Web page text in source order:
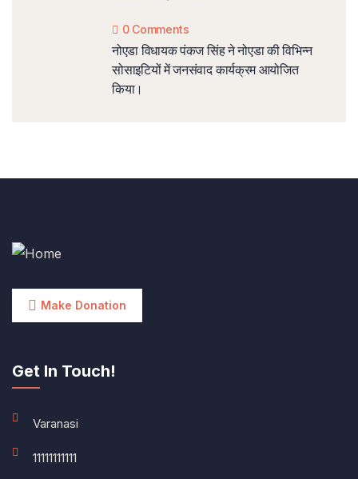
0 Comments
नोएडा विधायक पंकज सिंह ने नोएडा की विभिन्न
सोसाइटियों में जनसंवाद कार्यक्रम आयोजित
किया।
Make Donation
Get In Touch!
Varanasi
11111111111